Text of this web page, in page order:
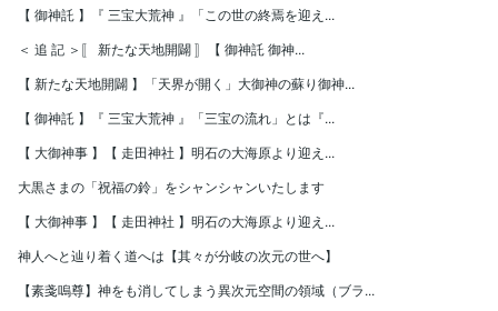
【 御神託 】『 三宝大荒神 』「この世の終焉を迎え...
＜ 追 記 ＞〚 新たな天地開闢 〛【 御神託 御神...
【 新たな天地開闢 】「天界が開く」大御神の蘇り御神...
【 御神託 】『 三宝大荒神 』「三宝の流れ」とは『...
【 大御神事 】【 走田神社 】明石の大海原より迎え...
大黒さまの「祝福の鈴」をシャンシャンいたします
【 大御神事 】【 走田神社 】明石の大海原より迎え...
神人へと辿り着く道へは【其々が分岐の次元の世へ】
【素戔嗚尊】神をも消してしまう異次元空間の領域（ブラ...